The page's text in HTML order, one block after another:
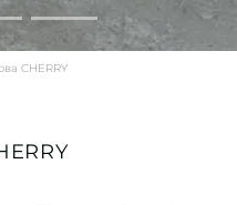
CHERRY